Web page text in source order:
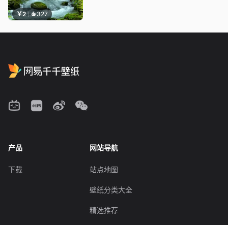
￥2 327
产品
下载
网站导航
站点地图
壁纸分类大全
精选推荐